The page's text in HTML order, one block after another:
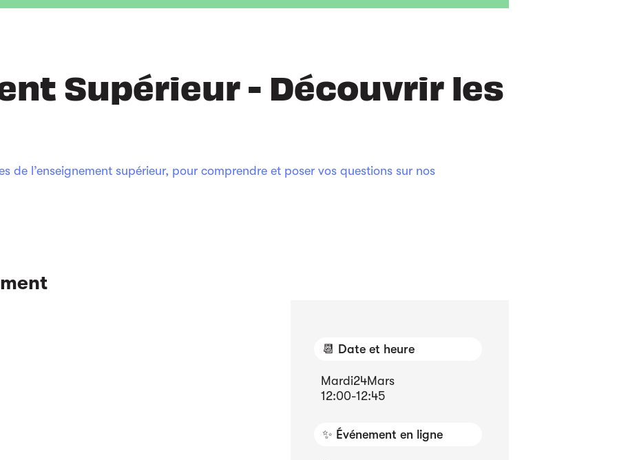
Supérieur - Découvrir les
de l’enseignement supérieur, pour comprendre et poser vos questions sur nos
📆 Date et heure
Mardi24Mars
12:00-12:45
✨ Événement en ligne